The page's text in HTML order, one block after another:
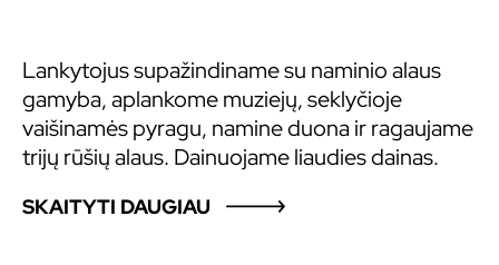
Lankytojus supažindiname su naminio alaus
gamyba, aplankome muziejų, seklyčioje
vaišinamės pyragu, namine duona ir ragaujame
trijų rūšių alaus. Dainuojame liaudies dainas.
SKAITYTI DAUGIAU